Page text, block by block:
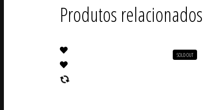
Produtos relacionados
SOLD OUT